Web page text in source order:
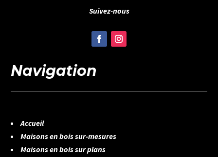
Suivez-nous
Navigation
Accueil
Maisons en bois sur-mesures
Maisons en bois sur plans